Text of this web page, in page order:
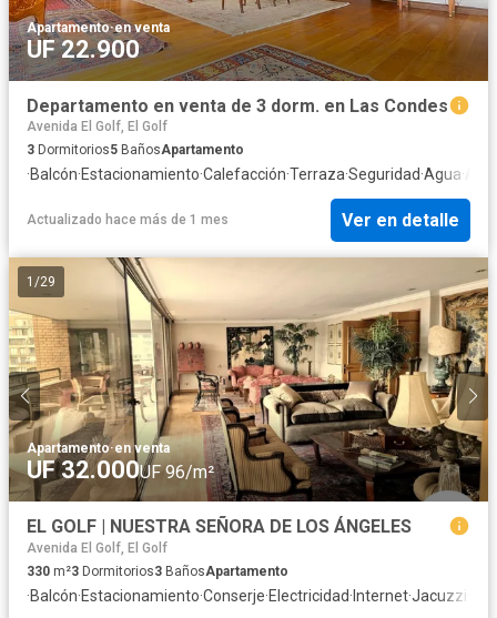
Apartamento·en venta
UF 22.900
Departamento en venta de 3 dorm. en Las Condes
Avenida El Golf, El Golf
3 Dormitorios5 BañosApartamento
·Balcón·Estacionamiento·Calefacción·Terraza·Seguridad·Agua·
Actualizado hace más de 1 mes Ver en detalle
1 /29
Apartamento·en venta
UF 32.000UF 96/m²
EL GOLF | NUESTRA SEÑORA DE LOS ÁNGELES
Avenida El Golf, El Golf
330 m²3 Dormitorios3 BañosApartamento
·Balcón·Estacionamiento·Conserje·Electricidad· Internet·Jacuzzi